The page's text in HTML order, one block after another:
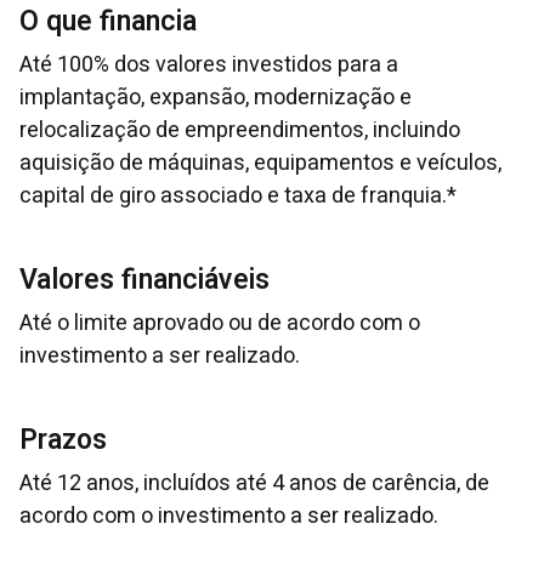
O que financia
Até 100% dos valores investidos para a
implantação, expansão, modernização e
relocalização de empreendimentos, incluindo
aquisição de máquinas, equipamentos e veículos,
capital de giro associado e taxa de franquia.*
Valores financiáveis
Até o limite aprovado ou de acordo com o
investimento a ser realizado.
Prazos
Até 12 anos, incluídos até 4 anos de carência, de
acordo com o investimento a ser realizado.